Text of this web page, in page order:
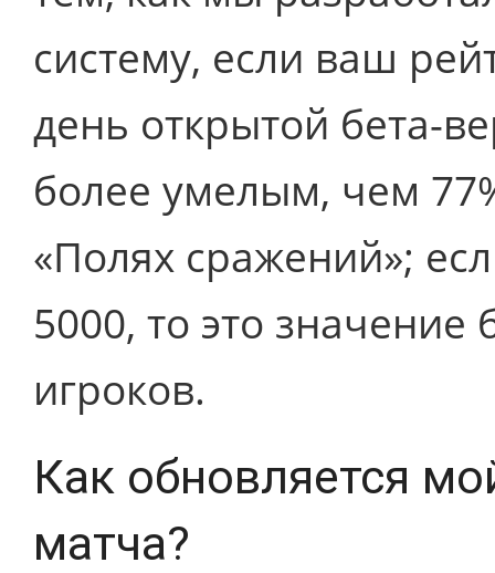
систему, если ваш
день открытой бета-
более умелым, чем
«Полях сражений»;
5000, то это
игроков.
Как обновляется
матча?